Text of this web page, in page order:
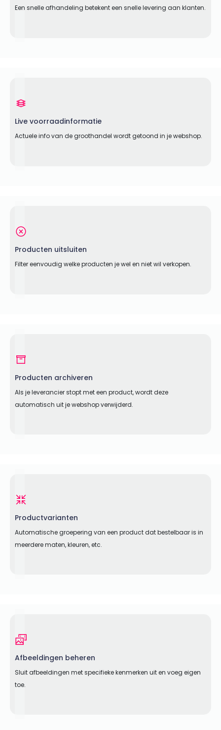
Een snelle afhandeling betekent een snelle levering aan klanten.
Live voorraadinformatie
Actuele info van de groothandel wordt getoond in je webshop.
Producten uitsluiten
Filter eenvoudig welke producten je wel en niet wil verkopen.
Producten archiveren
Als je leverancier stopt met een product, wordt deze
automatisch uit je webshop verwijderd.
Productvarianten
Automatische groepering van een product dat bestelbaar is in
meerdere maten, kleuren, etc.
Afbeeldingen beheren
Sluit afbeeldingen met specifieke kenmerken uit en voeg eigen
toe.